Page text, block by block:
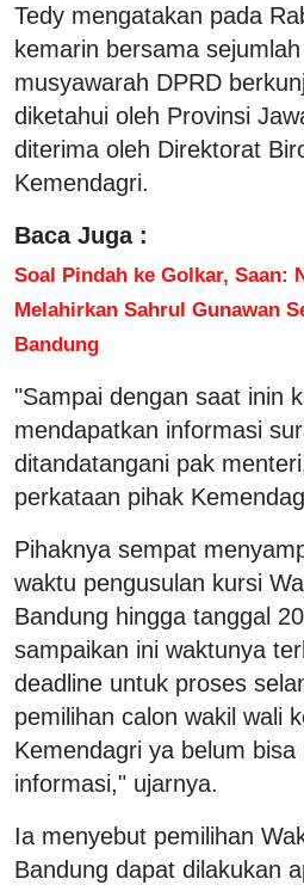
Tedy mengatakan pada
kemarin bersama
musyawarah DPRD
diketahui oleh Provinsi
diterima oleh Direktorat
Kemendagri.
Baca Juga :
Soal Pindah ke Golkar, Saan:
Melahirkan Sahrul Gunawan
Bandung
"Sampai dengan saat inin
mendapatkan informasi
ditandatangani pak
perkataan pihak
Pihaknya sempat
waktu pengusulan kursi
Bandung hingga tanggal
sampaikan ini waktunya
deadline untuk proses
pemilihan calon wakil wali
Kemendagri ya belum bisa
informasi," ujarnya.
Ia menyebut pemilihan
Bandung dapat dilakukan